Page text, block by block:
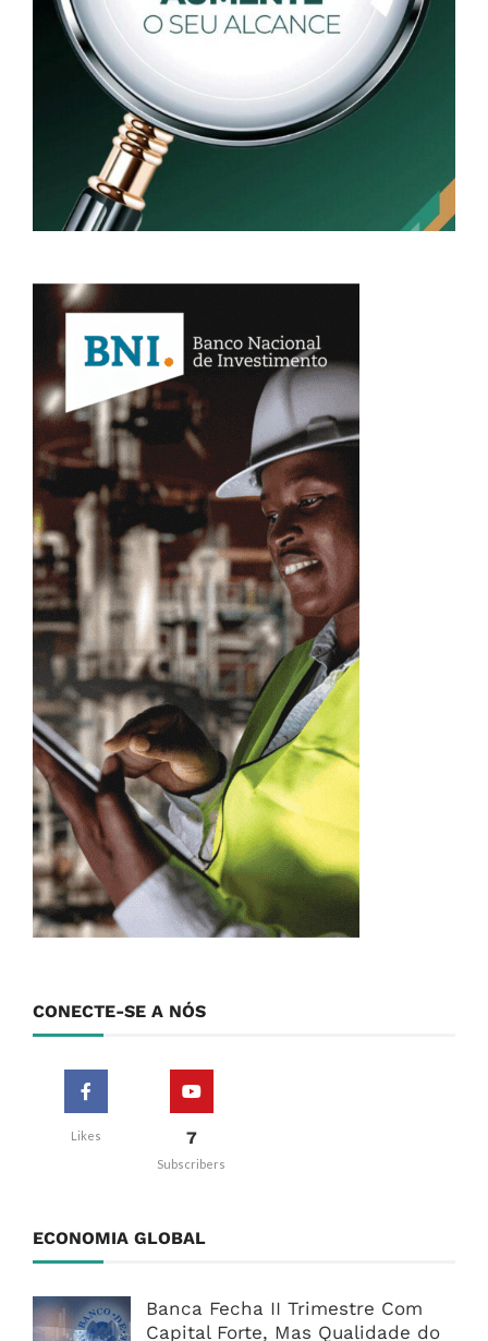
CONECTE-SE A NÓS
Likes 7
Subscribers
ECONOMIA GLOBAL
Banca Fecha II Trimestre Com
Capital Forte, Mas Qualidade do